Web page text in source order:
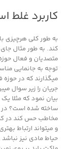
کاربرد غلط
به طور کلی هرچیزی
کند. به طور مثال
متصدیان و فعال
توجه به جانمایی
میگذارند که در
جریان را زیر سوال
بیان نمود که مثلا
ساخته شده است؟ در
مخاطب حس کند در
و میتواند ارتباط
حیاط مادی نیز